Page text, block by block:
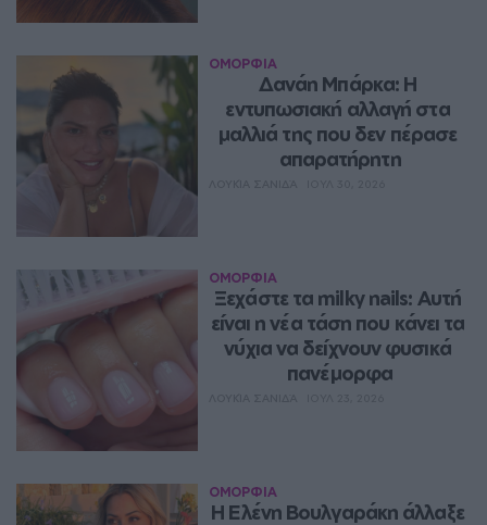
ΟΜΟΡΦΙΑ
Δανάη Μπάρκα: Η
εντυπωσιακή αλλαγή στα
μαλλιά της που δεν πέρασε
απαρατήρητη
ΟΜΟΡΦΙΑ
Ξεχάστε τα milky nails: Αυτή
είναι η νέα τάση που κάνει τα
νύχια να δείχνουν φυσικά
πανέμορφα
ΟΜΟΡΦΙΑ
Η Ελένη Βουλγαράκη άλλαξε